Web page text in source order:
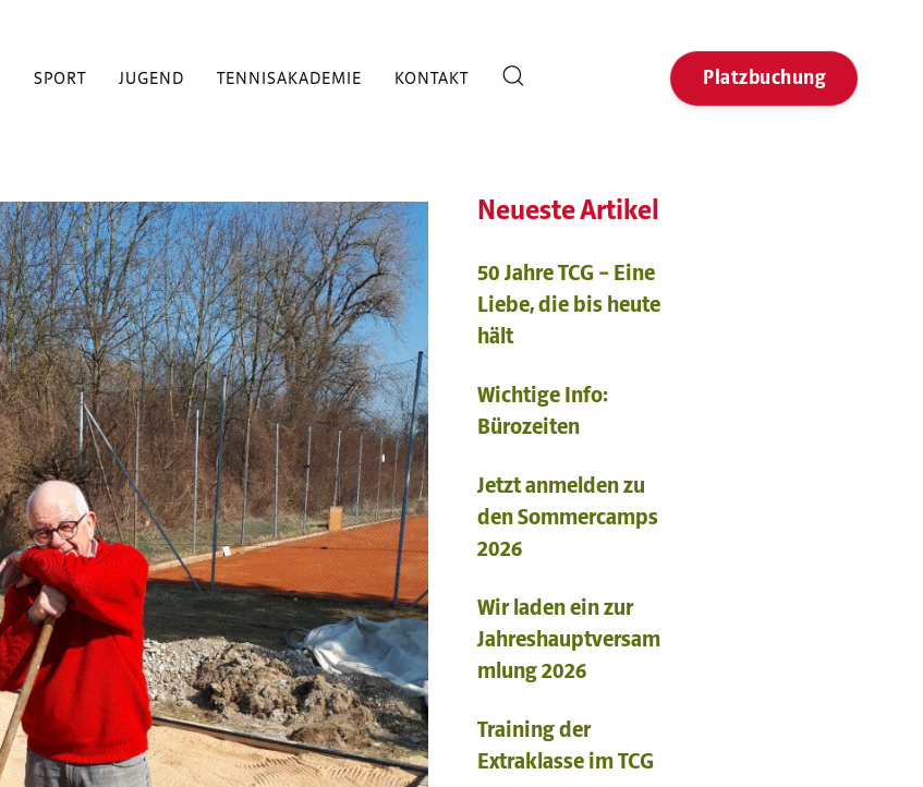
SPORT JUGEND TENNISAKADEMIE KONTAKT Platzbuchung
Neueste Artikel
50 Jahre TCG – Eine
Liebe, die bis heute
hält
Wichtige Info:
Bürozeiten
Jetzt anmelden zu
den Sommercamps
2026
Wir laden ein zur
Jahreshauptversam
mlung 2026
Training der
Extraklasse im TCG